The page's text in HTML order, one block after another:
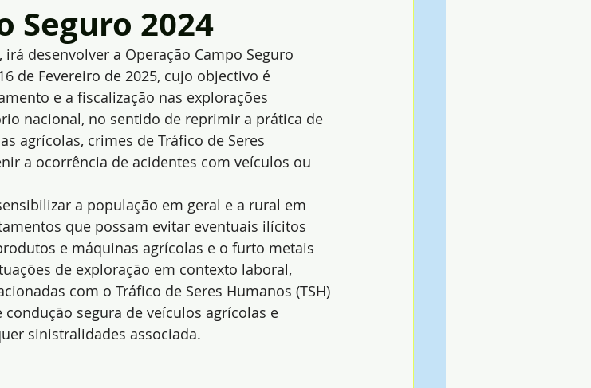
Seguro 2024
desenvolver a Operação Campo Seguro
de Fevereiro de 2025, cujo objectivo é
e a fiscalização nas explorações
nacional, no sentido de reprimir a prática de
agrícolas, crimes de Tráfico de Seres
a ocorrência de acidentes com veículos ou
a população em geral e a rural em
que possam evitar eventuais ilícitos
e máquinas agrícolas e o furto metais
de exploração em contexto laboral,
com o Tráfico de Seres Humanos (TSH)
segura de veículos agrícolas e
sinistralidades associada.